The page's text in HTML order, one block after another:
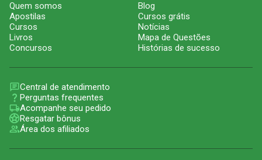
Quem somos
Apostilas
Cursos
Livros
Concursos
Blog
Cursos grátis
Notícias
Mapa de Questões
Histórias de sucesso
Central de atendimento
Perguntas frequentes
Acompanhe seu pedido
Resgatar bônus
Área dos afiliados